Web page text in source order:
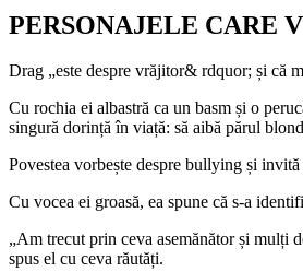
PERSONAJELE CARE
Drag „este despre vrăjitor& rdquor; și că
Cu rochia ei albastră ca un basm și o
singură dorință în viață: să aibă părul
Povestea vorbește despre bullying și
Cu vocea ei groasă, ea spune că s-a
„Am trecut prin ceva asemănător și mulți
spus el cu ceva răutăți.